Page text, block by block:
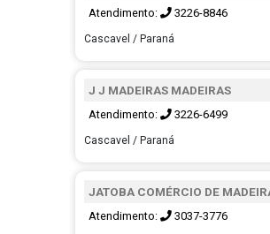
Atendimento: 3226-8846
Cascavel / Paraná
J J MADEIRAS MADEIRAS
Atendimento: 3226-6499
Cascavel / Paraná
JATOBA COMÉRCIO DE
Atendimento: 3037-3776